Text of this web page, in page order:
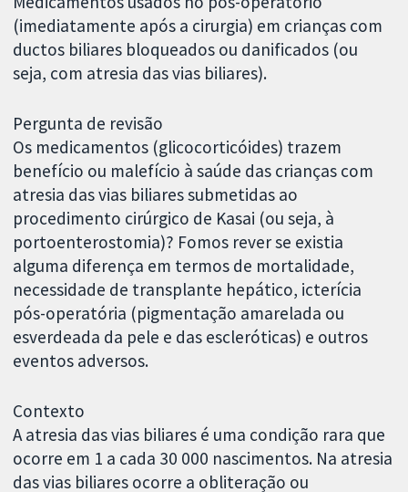
(imediatamente após a cirurgia) em crianças com
ductos biliares bloqueados ou danificados (ou
seja, com atresia das vias biliares).
Pergunta de revisão
Os medicamentos (glicocorticóides) trazem
benefício ou malefício à saúde das crianças com
atresia das vias biliares submetidas ao
procedimento cirúrgico de Kasai (ou seja, à
portoenterostomia)? Fomos rever se existia
alguma diferença em termos de mortalidade,
necessidade de transplante hepático, icterícia
pós-operatória (pigmentação amarelada ou
esverdeada da pele e das escleróticas) e outros
eventos adversos.
Contexto
A atresia das vias biliares é uma condição rara que
ocorre em 1 a cada 30 000 nascimentos. Na atresia
das vias biliares ocorre a obliteração ou